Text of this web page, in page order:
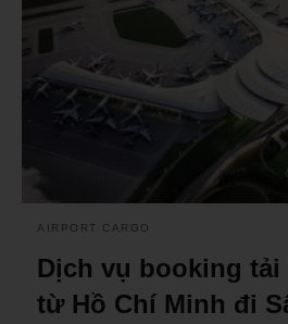
AIRPORT CARGO
Dịch vụ booking
từ Hồ Chí Minh đi